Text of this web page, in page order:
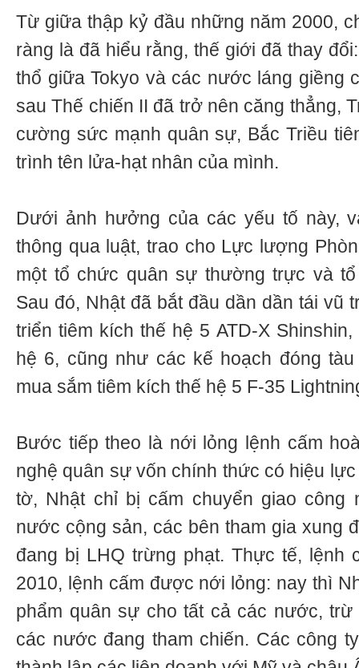
Từ giữa thập kỷ đầu những năm 2000,
ràng là đã hiểu rằng, thế giới đã thay
thổ giữa Tokyo và các nước láng giềng
sau Thế chiến II đã trở nên căng thẳng,
cường sức mạnh quân sự, Bắc Triều
trình tên lửa-hạt nhân của mình.
Dưới ảnh hưởng của các yếu tố này,
thông qua luật, trao cho Lực lượng
một tổ chức quân sự thường trực và
Sau đó, Nhật đã bắt đầu dần dần tái vũ
triển tiêm kích thế hệ 5 ATD-X
hệ 6, cũng như các kế hoạch đóng
mua sắm tiêm kích thế hệ 5 F-35
Bước tiếp theo là nới lỏng lệnh cấm
nghệ quân sự vốn chính thức có hiệu
tờ, Nhật chỉ bị cấm chuyển giao công
nước cộng sản, các bên tham gia xung
đang bị LHQ trừng phạt. Thực tế, lệnh
2010, lệnh cấm được nới lỏng: nay thì
phẩm quân sự cho tất cả các nước,
các nước đang tham chiến. Các công